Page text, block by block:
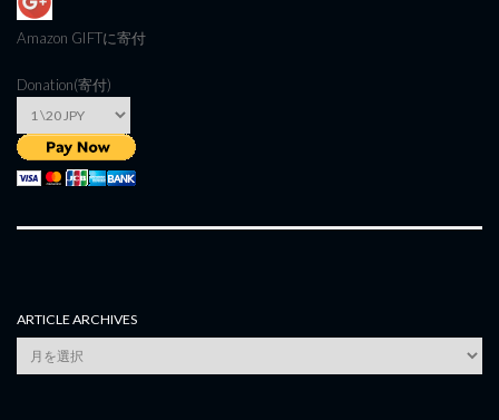
Amazon GIFTに寄付
Donation(寄付)
ARTICLE ARCHIVES
Article
Archives